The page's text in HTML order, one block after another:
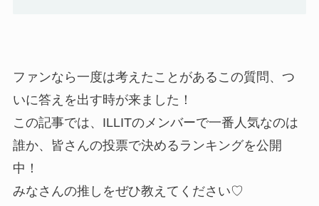
ファンなら一度は考えたことがあるこの質問、つ
いに答えを出す時が来ました！
この記事では、ILLITのメンバーで一番人気なのは
誰か、皆さんの投票で決めるランキングを公開
中！
みなさんの推しをぜひ教えてください♡